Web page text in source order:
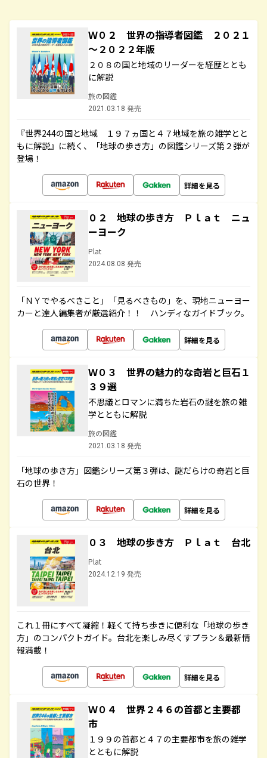
Ｗ０２ 世界の指導者図鑑 ２０２１
～２０２２年版
２０８の国と地域のリーダーを経歴ととも
に解説
旅の図鑑
2021.03.18 発売
『世界244の国と地域 １９７ヵ国と４７地域を旅の雑学とと
もに解説』に続く、「地球の歩き方」の図鑑シリーズ第２弾が
登場！
詳細を見る
０２ 地球の歩き方 Ｐｌａｔ ニュ
ーヨーク
Plat
2024.08.08 発売
「ＮＹでやるべきこと」「見るべきもの」を、現地ニューヨー
カーと達人編集者が厳選紹介！！ ハンディなガイドブック。
詳細を見る
Ｗ０３ 世界の魅力的な奇岩と巨石１
３９選
不思議とロマンに満ちた岩石の謎を旅の雑
学とともに解説
旅の図鑑
2021.03.18 発売
「地球の歩き方」図鑑シリーズ第３弾は、謎だらけの奇岩と巨
石の世界！
詳細を見る
０３ 地球の歩き方 Ｐｌａｔ 台北
Plat
2024.12.19 発売
これ１冊にすべて凝縮！軽くて持ち歩きに便利な「地球の歩き
方」のコンパクトガイド。台北を楽しみ尽くすプラン＆最新情
報満載！
詳細を見る
Ｗ０４ 世界２４６の首都と主要都
市
１９９の首都と４７の主要都市を旅の雑学
とともに解説